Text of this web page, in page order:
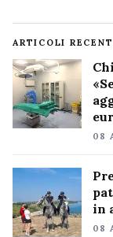
ARTICOLI
08
in
08